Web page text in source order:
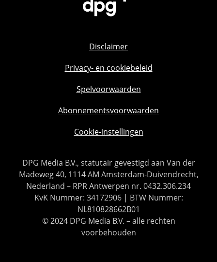
Disclaimer
Privacy- en cookiebeleid
Spelvoorwaarden
Abonnementsvoorwaarden
Cookie-instellingen
DPG Media B.V., statutair gevestigd aan Van der
Madeweg 40, 1114 AM Amsterdam-Duivendrecht,
Nederland – RPR Antwerpen nr. 0432.306.234
KvK Nummer: 34172906 | BTW Nummer:
NL810828662B01
© 2024 DPG Media B.V. – alle rechten
voorbehouden